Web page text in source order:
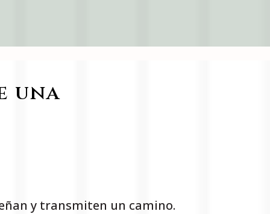
una
y transmiten un camino.